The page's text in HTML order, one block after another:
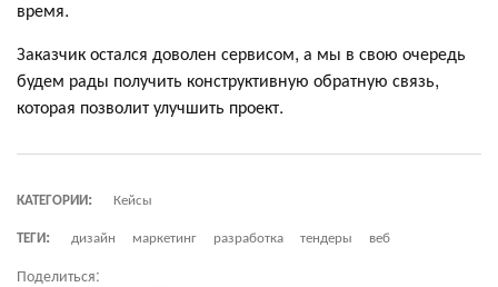
время.
Заказчик остался доволен сервисом, а мы в свою очередь
будем рады получить конструктивную обратную связь,
которая позволит улучшить проект.
КАТЕГОРИИ:
Кейсы
ТЕГИ:
дизайн маркетинг разработка тендеры веб
Поделиться: